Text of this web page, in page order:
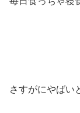
さすがにやばい